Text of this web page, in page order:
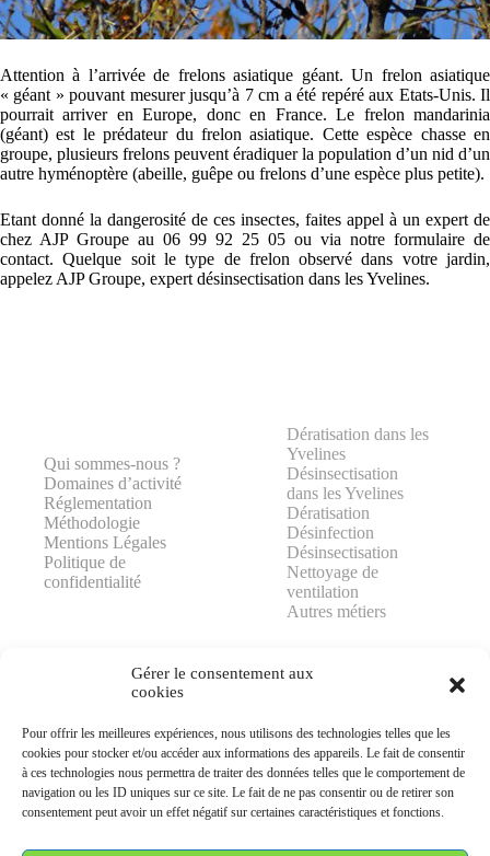
Gérer le consentement aux
cookies
Pour offrir les meilleures expériences, nous utilisons des technologies telles que les
cookies pour stocker et/ou accéder aux informations des appareils. Le fait de consentir
à ces technologies nous permettra de traiter des données telles que le comportement de
navigation ou les ID uniques sur ce site. Le fait de ne pas consentir ou de retirer son
consentement peut avoir un effet négatif sur certaines caractéristiques et fonctions.
Attention à l’arrivée de frelons asiatique géant. Un frelon asiatique
« géant » pouvant mesurer jusqu’à 7 cm a été repéré aux Etats-Unis. Il
pourrait arriver en Europe, donc en France. Le frelon mandarinia
(géant) est le prédateur du frelon asiatique. Cette espèce chasse en
groupe, plusieurs frelons peuvent éradiquer la population d’un nid d’un
autre hyménoptère (abeille, guêpe ou frelons d’une espèce plus petite).
Etant donné la dangerosité de ces insectes, faites appel à un expert de
chez AJP Groupe au 06 99 92 25 05 ou via notre formulaire de
contact. Quelque soit le type de frelon observé dans votre jardin,
appelez AJP Groupe, expert désinsectisation dans les Yvelines.
Qui sommes-nous ?
Domaines d’activité
Réglementation
Méthodologie
Mentions Légales
Politique de
confidentialité
Dératisation dans les
Yvelines
Désinsectisation
dans les Yvelines
Dératisation
Désinfection
Désinsectisation
Nettoyage de
ventilation
Autres métiers
AJP GROUPE
25 rue Lavoisier
78370 PLAISIR
06 99 92 25 05